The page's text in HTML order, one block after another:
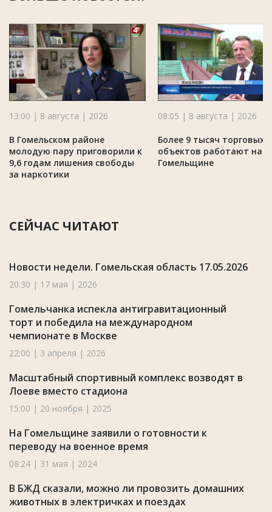
13:00 | 8 августа | 2026
В Гомельском районе
молодую пару приговорили к
9,6 годам лишения свободы
за наркотики
08:05 | 8 августа | 2026
Более 9 тысяч торговых
объектов работают на
Гомельщине
СЕЙЧАС ЧИТАЮТ
Новости недели. Гомельская область 17.05.2026
20:30 | 17 мая | 2026
Гомельчанка испекла антигравитационный
торт и победила на международном
чемпионате в Москве
22:00 | 3 апреля | 2026
Масштабный спортивный комплекс возводят в
Лоеве вместо стадиона
15:00 | 20 ноября | 2025
На Гомельщине заявили о готовности к
переводу на военное время
08:24 | 31 мая | 2024
В БЖД сказали, можно ли провозить домашних
животных в электричках и поездах